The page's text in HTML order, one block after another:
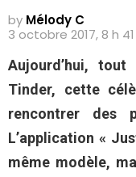
by Mélody C
3 octobre 2017, 8 h
Aujourd’hui,
Tinder, cette
rencontrer des
L’application «
même modèle,